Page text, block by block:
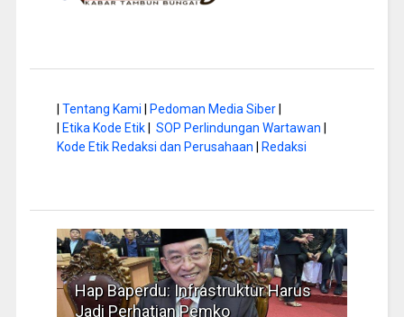
Tentang Kami Pedoman Media Siber|
Etika Kode Etik| SOP Perlindungan Wartawan
Kode Etik Redaksi dan Perusahaan
Redaksi
Musim Kemarau, DPRD Dorong
Pengelolaan Sampah yang Aman